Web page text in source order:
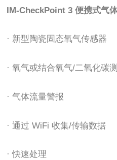
IM-CheckPoint 3 便携式气体
· 新型陶瓷固态氧气传感器
· 氧气或结合氧气/二氧化碳
· 气体流量警报
· 通过 WiFi 收集/传输数据
· 快速处理